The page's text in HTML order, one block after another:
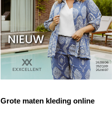
Grote maten kleding online